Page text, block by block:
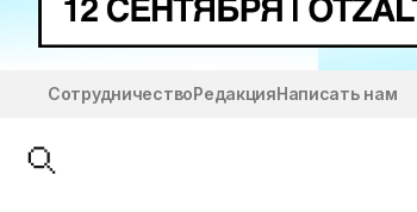
СотрудничествоРедакцияНаписать нам